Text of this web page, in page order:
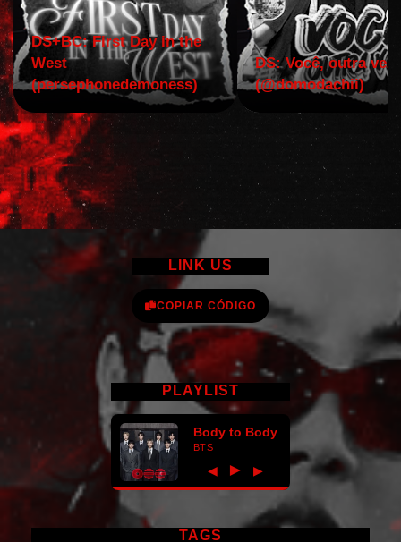
DS+BC: First Day in the
West
(persephonedemoness)
DS: Você, outra vez!
(@domodachii)
LINK US
COPIAR CÓDIGO
PLAYLIST
Body to Body
BTS
◀ ► ▶
TAGS